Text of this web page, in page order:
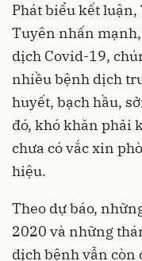
Phát biểu kết luận,
Tuyên nhấn
dịch Covid-19,
nhiều bệnh dịch
huyết, bạch hầu,
đó, khó khăn phải
chưa có vắc xin
hiệu.
Theo dự báo,
2020 và những
dịch bệnh vẫn